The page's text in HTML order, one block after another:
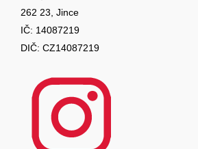
262 23, Jince
IČ: 14087219
DIČ: CZ14087219